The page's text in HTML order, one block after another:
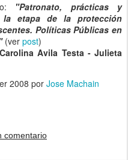
"Patronato, prácticas y
la etapa de la protección
Políticas Públicas en
(ver post)
Avila Testa - Julieta
2008 por Jose Machain
comentario